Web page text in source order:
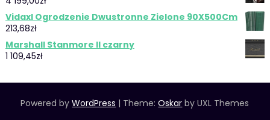
Vidaxl Ogrodzenie Dwustronne Zielone 90X500Cm
213,68zł
Marshall Stanmore II czarny
1 109,45zł
Powered byWordPress | Theme:Oskar by UXL Themes